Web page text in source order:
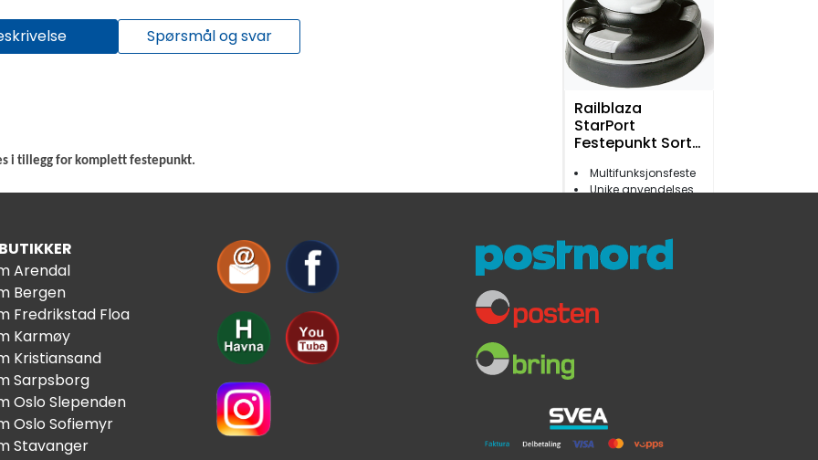
Spørsmål og svar
i tillegg for komplett festepunkt.
Railblaza
StarPort
Festepunkt Sort
Multifunksjonsfeste
Unike anvendelsesmuligheter
219,-
Arendal
Bergen
Fredrikstad Floa
Karmøy
Kristiansand
Sarpsborg
Oslo Slependen
Oslo Sofiemyr
Stavanger